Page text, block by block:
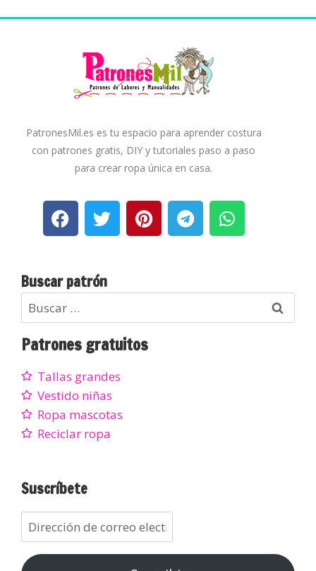
PatronesMil.es es tu espacio para aprender costura
con patrones gratis, DIY y tutoriales paso a paso
para crear ropa única en casa.
Buscar patrón
Patrones gratuitos
Tallas grandes
Vestido niñas
Ropa mascotas
Reciclar ropa
Suscríbete